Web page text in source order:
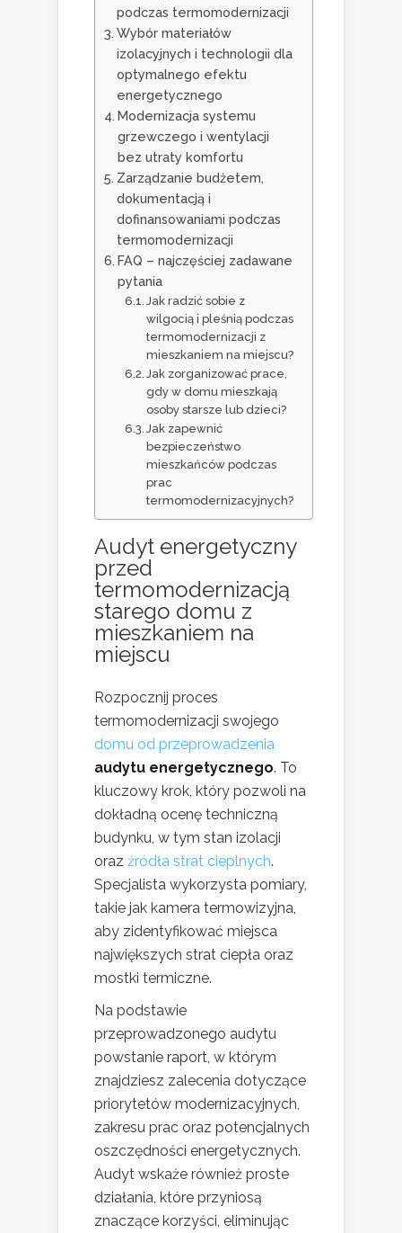
podczas termomodernizacji
Wybór materiałów
izolacyjnych i technologii dla
optymalnego efektu
energetycznego
Modernizacja systemu
grzewczego i wentylacji
bez utraty komfortu
Zarządzanie budżetem,
dokumentacją i
dofinansowaniami podczas
termomodernizacji
FAQ – najczęściej zadawane
pytania
Jak radzić sobie z
wilgocią i pleśnią podczas
termomodernizacji z
mieszkaniem na miejscu?
Jak zorganizować prace,
gdy w domu mieszkają
osoby starsze lub dzieci?
Jak zapewnić
bezpieczeństwo
mieszkańców podczas
prac
termomodernizacyjnych?
Audyt energetyczny
przed
termomodernizacją
starego domu z
mieszkaniem na
miejscu
Rozpocznij proces
termomodernizacji swojego
domu od przeprowadzenia
audytu energetycznego. To
kluczowy krok, który pozwoli na
dokładną ocenę techniczną
budynku, w tym stan izolacji
oraz źródła strat cieplnych.
Specjalista wykorzysta pomiary,
takie jak kamera termowizyjna,
aby zidentyfikować miejsca
największych strat ciepła oraz
mostki termiczne.
Na podstawie
przeprowadzonego audytu
powstanie raport, w którym
znajdziesz zalecenia dotyczące
priorytetów modernizacyjnych,
zakresu prac oraz potencjalnych
oszczędności energetycznych.
Audyt wskaże również proste
działania, które przyniosą
znaczące korzyści, eliminując